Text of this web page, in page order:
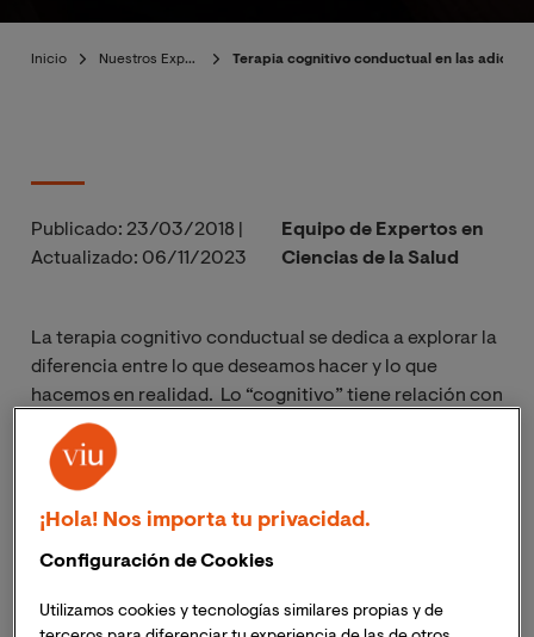
Inicio Nuestros Expertos Terapia cognitivo conductual en las
Publicado: 23/03/2018
Actualizado: 06/11/2023
Equipo de Expertos en
Ciencias de la Salud
La terapia cognitivo conductual se dedica a explorar la
diferencia entre lo que deseamos hacer y lo que
hacemos en realidad. Lo “cognitivo” tiene relación con
lo que pensamos y lo “conductual" con cómo
actuamos. Cualquier
las drogas, la adicción a internet o a los
al alcohol o a la comida, entre otras.
que se siguen
¡Hola! Nos importa tu privacidad.
Configuración de Cookies
Utilizamos cookies y tecnologías similares propias y de